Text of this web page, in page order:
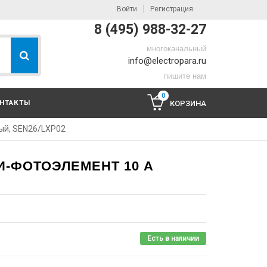
Войти Регистрация
8 (495) 988-32-27
многоканальный
info@electropara.ru
пишите нам
0
КОРЗИНА
SEN26/LXР02
ФОТОЭЛЕМЕНТ 10 А
Есть в наличии